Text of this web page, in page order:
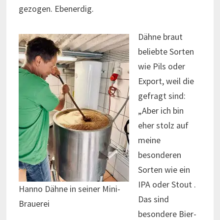
gezogen. Ebenerdig.
Hanno Dähne in seiner Mini-
Brauerei
Dähne braut
beliebte Sorten
wie Pils oder
Export, weil die
gefragt sind:
„Aber ich bin
eher stolz auf
meine
besonderen
Sorten wie ein
IPA oder Stout .
Das sind
besondere Bier-